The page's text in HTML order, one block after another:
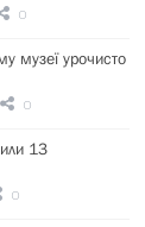
0
музеї урочисто
0
13
0